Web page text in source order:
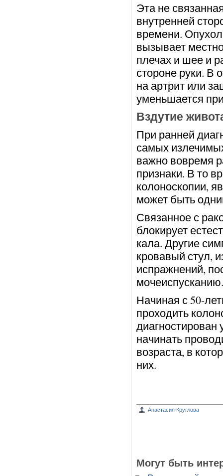
Эта не
внутренней
времени.
вызывает
плечах и шее и
стороне руки. В
на артрит или
уменьшается
Вздутие
При ранней
самых
важно вовремя
признаки. В то
колоноскопии,
может быть
Связанное с
блокирует
кала. Другие
кровавый стул,
испражнений,
мочеиспусканию.
Начиная с 50-
проходить
диагностирован
начинать
возраста, в
них.
Анастасия Круглова
Могут быть